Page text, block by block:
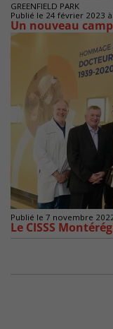
GREENFIELD PARK
Publié le 24 février 2023
Un nouveau
Publié le 7 novembre
Le CISSS